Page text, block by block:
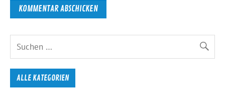
ALLE KATEGORIEN